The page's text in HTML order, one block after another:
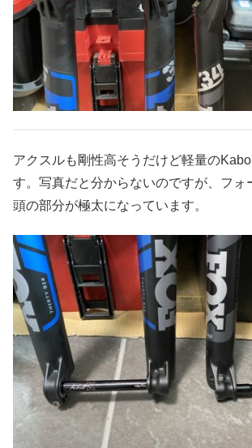
アクスルも剛性高そうだけど軽量の
す。写真だと分からないのですが、フォ
頭の部分が極太になっています。